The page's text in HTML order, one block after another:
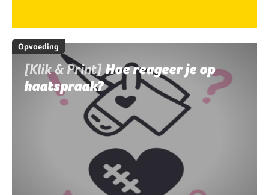
Opvoeding
[Klik & Print]Hoe reageer je op
haatspraak?